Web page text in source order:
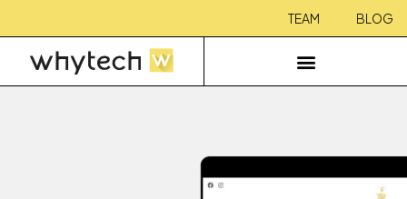
TEAM BLOG